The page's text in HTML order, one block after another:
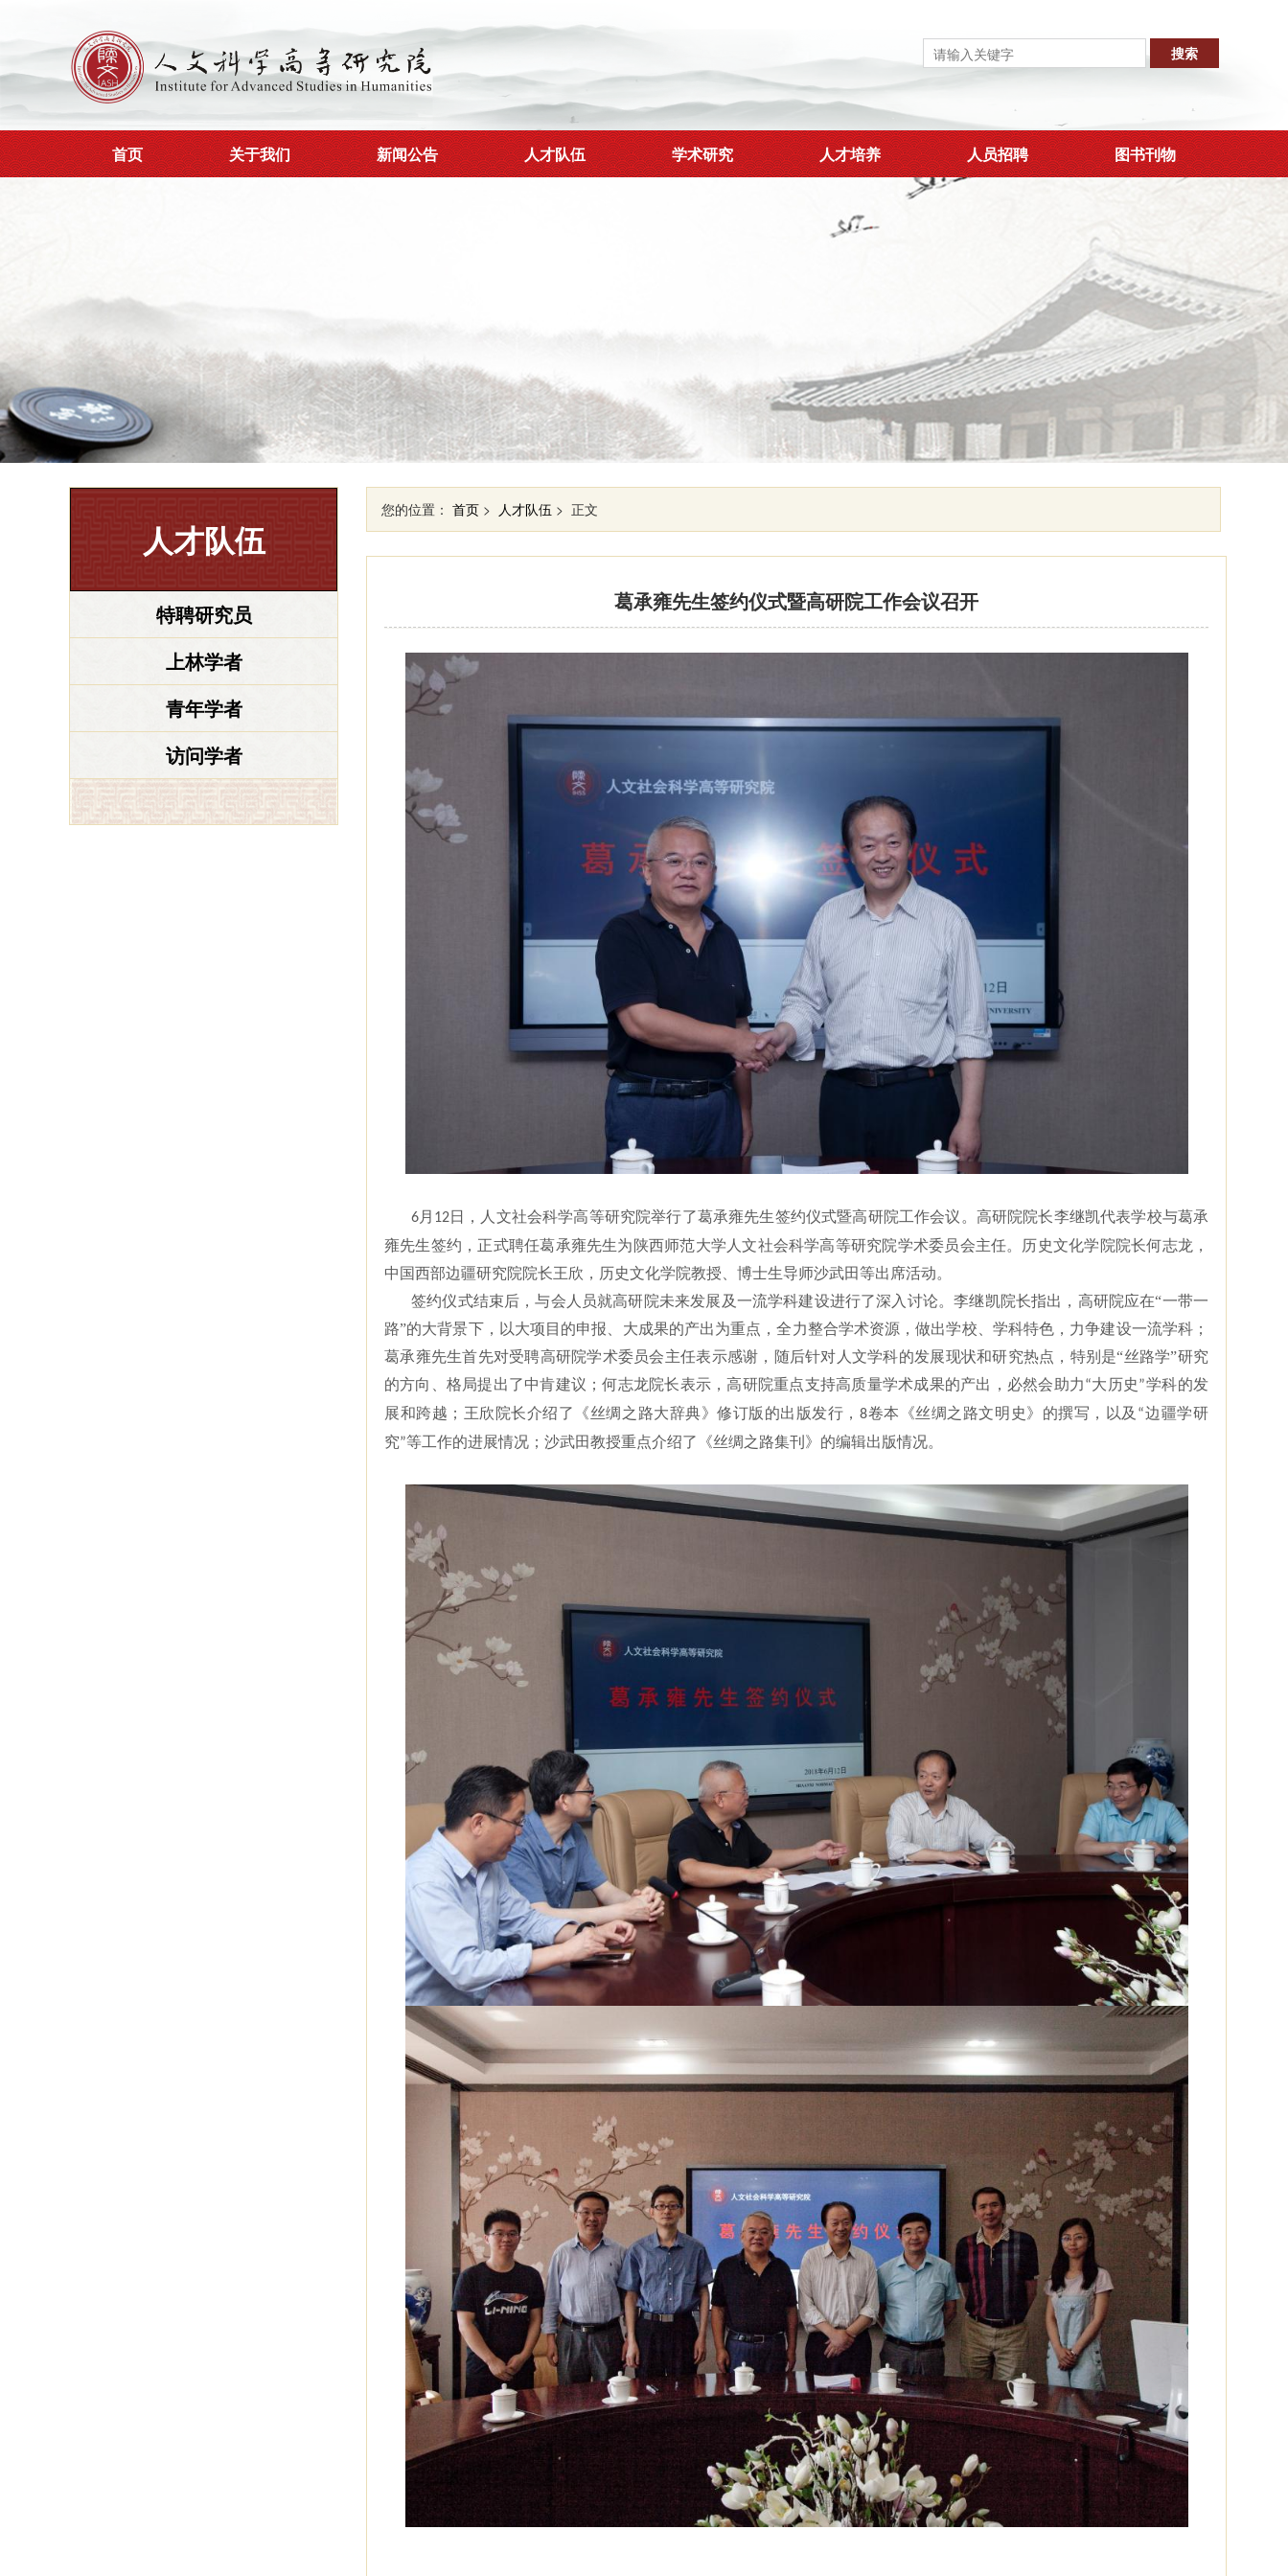
首页 关于我们 新闻公告 人才队伍 学术研究 人才培养 人员招聘 图书刊物
人才队伍
特聘研究员
上林学者
青年学者
访问学者
您的位置： 首页 > 人才队伍 > 正文
​葛承雍先生签约仪式暨高研院工作会议召开
6月 12日，人文社会科学高等研究院举行了葛承雍先生签约仪式暨高研院工作会议。高研院院长李继凯代表学校与葛承
雍先生签约，正式聘任葛承雍先生为陕西师范大学人文社会科学高等研究院学术委员会主任。历史文化学院院长何志龙，
中国西部边疆研究院院长王欣，历史文化学院教授、博士生导师沙武田等出席活动。
签约仪式结束后，与会人员就高研院未来发展及一流学科建设进行了深入讨论。李继凯院长指出，高研院应在“一带一
路”的大背景下，以大项目的申报、大成果的产出为重点，全力整合学术资源，做出学校、学科特色，力争建设一流学科；
葛承雍先生首先对受聘高研院学术委员会主任表示感谢，随后针对人文学科的发展现状和研究热点，特别是“丝路学”研究
的方向、格局提出了中肯建议；何志龙院长表示，高研院重点支持高质量学术成果的产出，必然会助力“大历史”学科的发
展和跨越；王欣院长介绍了《丝绸之路大辞典》修订版的出版发行， 8卷本《丝绸之路文明史》的撰写，以及 “边疆学研
究”等工作的进展情况；沙武田教授重点介绍了《丝绸之路集刊》的编辑出版情况。